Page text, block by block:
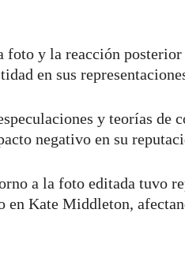
foto y la reacción
en sus
y teorías de
negativo en su
a la foto editada tuvo
en Kate Middleton,